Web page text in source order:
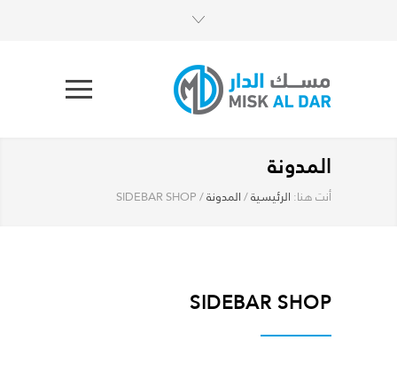
المدونة
أنت هنا: الرئيسية/المدونة/
SIDEBAR SHOP
SIDEBAR SHOP